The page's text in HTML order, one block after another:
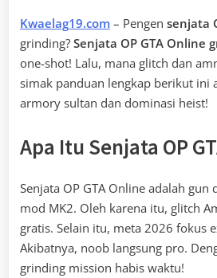
Kwaelag19.com – Pengen senjata
grinding? Senjata OP GTA Online
one-shot! Lalu, mana glitch dan
simak panduan lengkap berikut ini
armory sultan dan dominasi heist!
Apa Itu Senjata OP
Senjata OP GTA Online adalah gun
mod MK2. Oleh karena itu, glitch
gratis. Selain itu, meta 2026 fokus
Akibatnya, noob langsung pro.
grinding mission habis waktu!